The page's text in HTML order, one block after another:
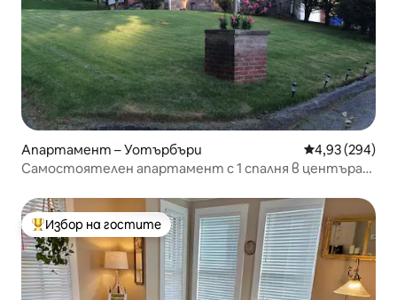
Апартамент – Уотърбъри Средна
4,93 (294)
Самостоятелен апартамент с 1 спалня в центъра
Най-популярен избор на гостите
Избор на гостите